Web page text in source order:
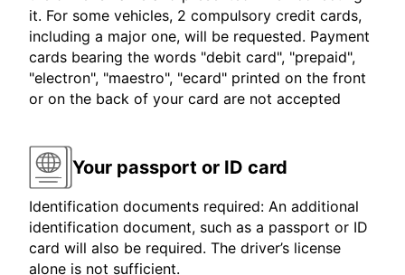
it. For some vehicles, 2 compulsory credit cards,
including a major one, will be requested. Payment
cards bearing the words "debit card", "prepaid",
"electron", "maestro", "ecard" printed on the front
or on the back of your card are not accepted
Your passport or ID card
Identification documents required: An additional
identification document, such as a passport or ID
card will also be required. The driver’s license
alone is not sufficient.